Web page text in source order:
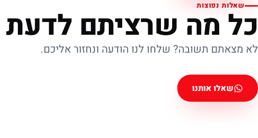
שאלות נפוצות
כל מה שרציתם לדעת
לא מצאתם תשובה? שלחו לנו הודעה ונחזור אליכם.
שאלו אותנו